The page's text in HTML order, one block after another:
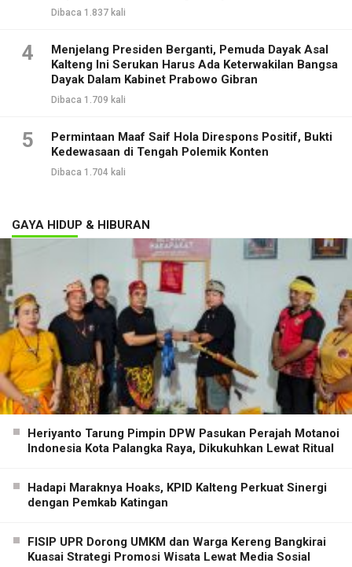
Dibaca 1.837 kali
4
Menjelang Presiden Berganti, Pemuda Dayak Asal
Kalteng Ini Serukan Harus Ada Keterwakilan Bangsa
Dayak Dalam Kabinet Prabowo Gibran
Dibaca 1.709 kali
5
Permintaan Maaf Saif Hola Direspons Positif, Bukti
Kedewasaan di Tengah Polemik Konten
Dibaca 1.704 kali
GAYA HIDUP & HIBURAN
Heriyanto Tarung Pimpin DPW Pasukan Perajah Motanoi
Indonesia Kota Palangka Raya, Dikukuhkan Lewat Ritual
Hadapi Maraknya Hoaks, KPID Kalteng Perkuat Sinergi
dengan Pemkab Katingan
FISIP UPR Dorong UMKM dan Warga Kereng Bangkirai
Kuasai Strategi Promosi Wisata Lewat Media Sosial